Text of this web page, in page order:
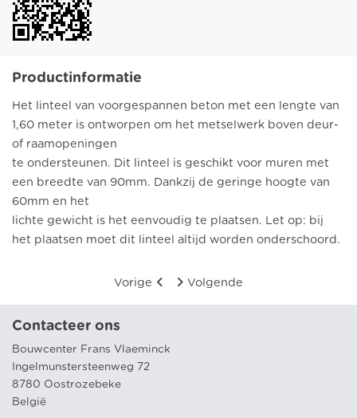
Productinformatie
Het linteel van voorgespannen beton met een lengte van
1,60 meter is ontworpen om het metselwerk boven deur-
of raamopeningen
te ondersteunen. Dit linteel is geschikt voor muren met
een breedte van 90mm. Dankzij de geringe hoogte van
60mm en het
lichte gewicht is het eenvoudig te plaatsen. Let op: bij
het plaatsen moet dit linteel altijd worden onderschoord.
Vorige Volgende
Contacteer ons
Bouwcenter Frans Vlaeminck
Ingelmunstersteenweg 72
8780 Oostrozebeke
België